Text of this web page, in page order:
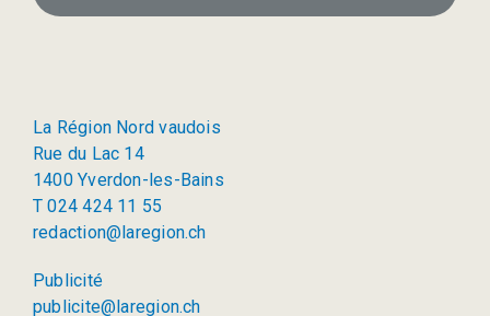
La Région Nord vaudois
Rue du Lac 14
1400 Yverdon-les-Bains
T 024 424 11 55
redaction@laregion.ch
Publicité
publicite@laregion.ch